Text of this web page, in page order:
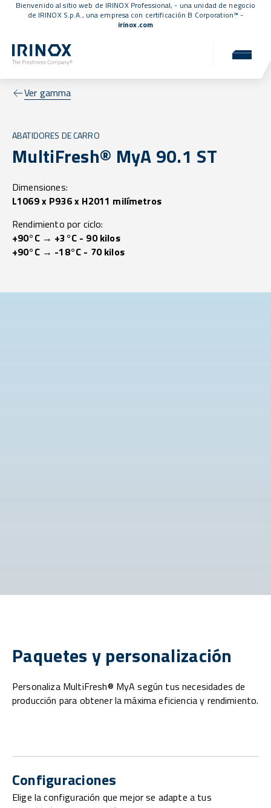
Bienvenido al sitio web de IRINOX Professional, - una unidad de negocio
de IRINOX S.p.A., una empresa con certificación B Corporation™ -
irinox.com
Ver gamma
ABATIDORES DE CARRO
MultiFresh® MyA 90.1 ST
Dimensiones:
L1069 x P936 x H2011 milímetros
Rendimiento por ciclo:
+90°C → +3°C - 90 kilos
+90°C → -18°C - 70 kilos
Paquetes y personalización
Personaliza MultiFresh® MyA según tus necesidades de
producción para obtener la máxima eficiencia y rendimiento.
Configuraciones
Elige la configuración que mejor se adapte a tus